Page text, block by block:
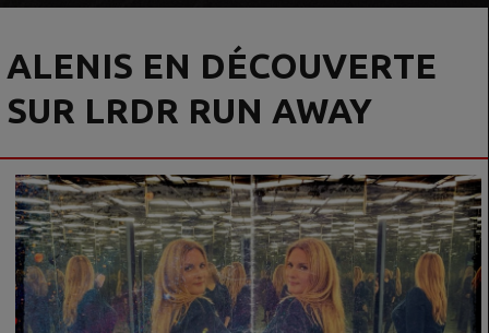
ALENIS EN DÉCOUVERTE
SUR LRDR RUN AWAY